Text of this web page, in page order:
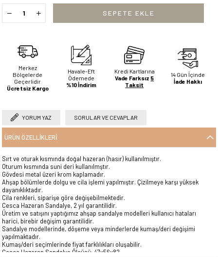
Merkez
Bölgelerde
Geçerlidir
Ücretsiz Kargo
Havale-Eft
Ödemede
%10 İndirim
Kredi Kartlarına
Vade Farksız 5
Taksit
14 Gün İçinde
İade Hakkı
YORUM YAZ SORULAR VE CEVAPLAR
ÜRÜN ÖZELLIKLERI
Sırt ve oturak kısmında doğal hazeran (hasır) kullanılmıştır.
Oturum kısmında suni deri kullanılmştır.
Gövdesi metal üzeri krom kaplamadır.
Ahşap bölümlerde dolgu ve cila işlemi yapılmıştır. Çizilmeye karşı yüksek
dayanıklıktadır.
Cila renkleri, siparişe göre değişebilmektedir.
Cesca Hazeran Sandalye, 2 yıl garantilidir.
Üretim ve satışını yaptığımız ahşap sandalye modelleri kullanıcı hataları
harici, birebir değişim garantilidir.
Sandalye modellerinde, döşeme veya minderlerde kumaş/deri değişimi
yapılmaktadır.
Kumaş/deri seçimlerinde fiyat farklılıkları oluşabilir.
Cesca Hazeran Sandalye Ölçüsü: 47x56x82